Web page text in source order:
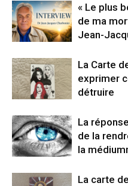
« Le plus
de ma
Jean-
La Carte
exprimer
détruire
La
de la
la
La carte